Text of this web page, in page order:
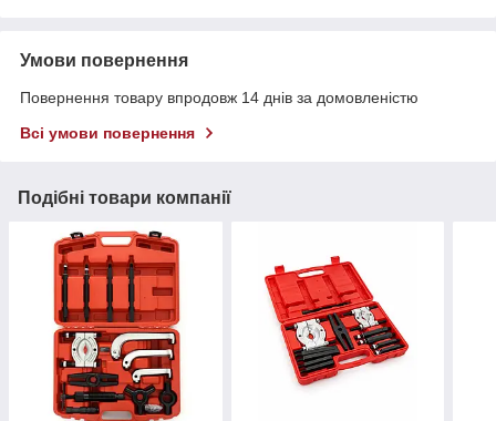
Умови повернення
Повернення товару впродовж 14 днів за домовленістю
Всі умови повернення
Подібні товари компанії